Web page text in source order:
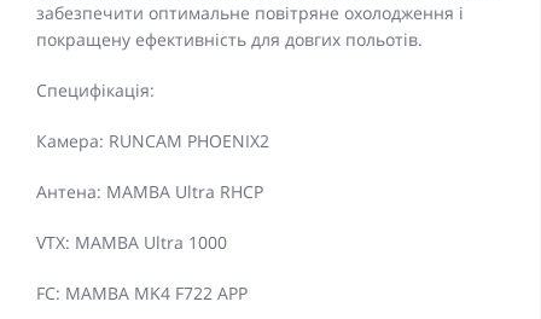
забезпечити оптимальне повітряне охолодження і
покращену ефективність для довгих польотів.
Специфікація:
Камера: RUNCAM PHOENIX2
Антена: MAMBA Ultra RHCP
VTX: MAMBA Ultra 1000
FC: MAMBA MK4 F722 APP